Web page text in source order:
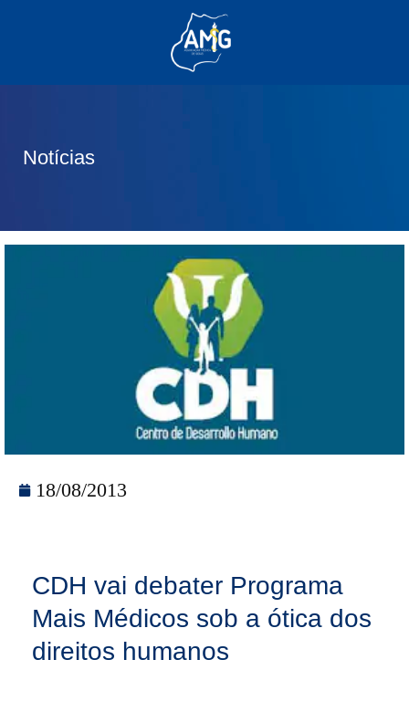
Notícias
18/08/2013
CDH vai debater Programa
Mais Médicos sob a ótica dos
direitos humanos